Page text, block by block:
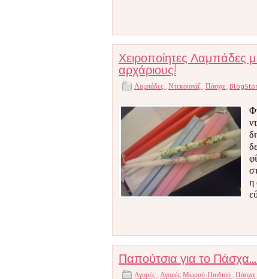
Χειροποίητες Λαμπάδες
αρχάριους!
Λαμπάδες , Ντεκουπάζ , Πάσχα ,
η
Παπούτσια για το
Αγορές , Αγορές Μωρού-Παιδιού , Πάσχα ,